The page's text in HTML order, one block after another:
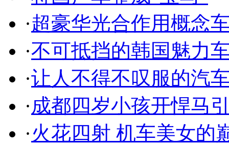
·超豪华光合作用概念
·不可抵挡的韩国魅力
·让人不得不叹服的汽
·成都四岁小孩开悍马
·火花四射 机车美女的